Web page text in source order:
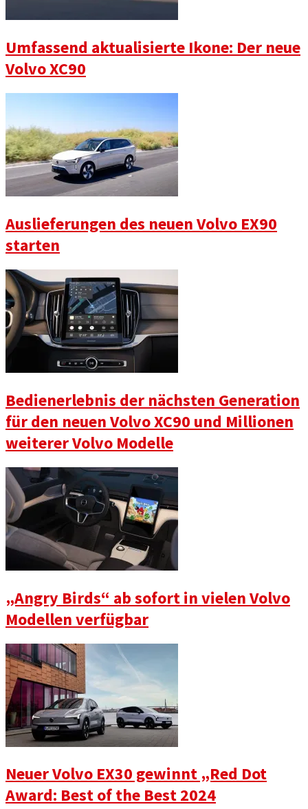
Umfassend aktualisierte Ikone: Der neue
Volvo XC90
Auslieferungen des neuen Volvo EX90
starten
Bedienerlebnis der nächsten Generation
für den neuen Volvo XC90 und Millionen
weiterer Volvo Modelle
„Angry Birds“ ab sofort in vielen Volvo
Modellen verfügbar
Neuer Volvo EX30 gewinnt „Red Dot
Award: Best of the Best 2024